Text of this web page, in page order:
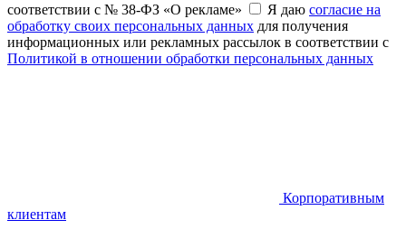
соответствии с № 38-ФЗ «О рекламе»
Я даю согласие на
обработку своих персональных данных для получения
информационных или рекламных рассылок в соответствии с
Политикой в отношении обработки персональных данных
Корпоративным
клиентам